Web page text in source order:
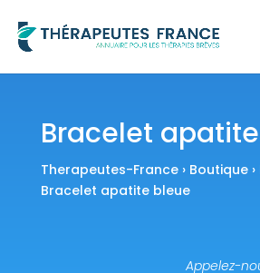
Bracelet
Therapeutes-France› Boutique›
Bracelet apatite bleue
Appelez-